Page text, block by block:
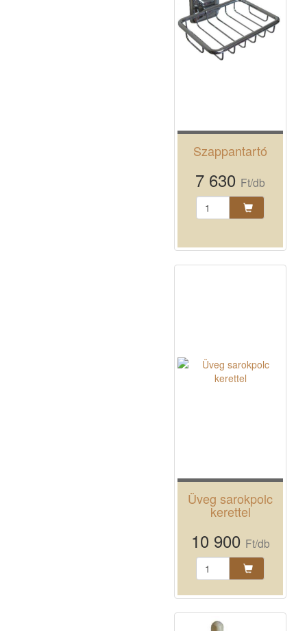
Szappantartó
7 630 Ft/db
Üveg sarokpolc
kerettel
10 900 Ft/db